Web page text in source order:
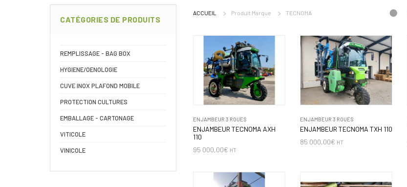
CATÉGORIES DE PRODUITS
REMPLISSAGE - BAG BOX
HYGIENE/OENOLOGIE
CUVE INOX PLAFOND MOBILE
PROTECTION CULTURES
EMBALLAGE - CARTONAGE
VITICOLE
VINICOLE
ACCUEIL Produit Marque TECNOMA
ENJAMBEUR 3 ROUES
ENJAMBEUR TECNOMA AXH
110
95 000,00€ HT
ENJAMBEUR 3 ROUES
ENJAMBEUR TECNOMA TXH 110
85 000,00€ HT